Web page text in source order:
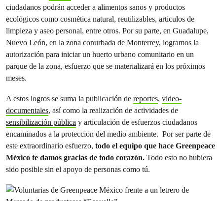
ciudadanos podrán acceder a alimentos sanos y productos
ecológicos como cosmética natural, reutilizables, artículos de
limpieza y aseo personal, entre otros. Por su parte, en Guadalupe,
Nuevo León, en la zona conurbada de Monterrey, logramos la
autorización para iniciar un huerto urbano comunitario en un
parque de la zona, esfuerzo que se materializará en los próximos
meses.
A estos logros se suma la publicación de reportes, video-
documentales, así como la realización de actividades de
sensibilización pública y articulación de esfuerzos ciudadanos
encaminados a la protección del medio ambiente. Por ser parte de
este extraordinario esfuerzo, todo el equipo que hace Greenpeace
México te damos gracias de todo corazón. Todo esto no hubiera
sido posible sin el apoyo de personas como tú.